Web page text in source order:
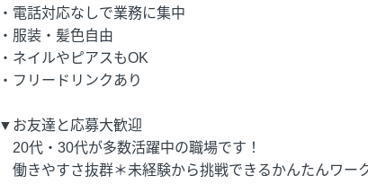
・電話対応なしで業務に集中
・服装・髪色自由
・ネイルやピアスもOK
・フリードリンクあり
▼お友達と応募大歓迎
20代・30代が多数活躍中の職場です！
働きやすさ抜群＊未経験から挑戦できるかんたんワー